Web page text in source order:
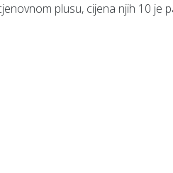
plusu, cijena njih 10 je